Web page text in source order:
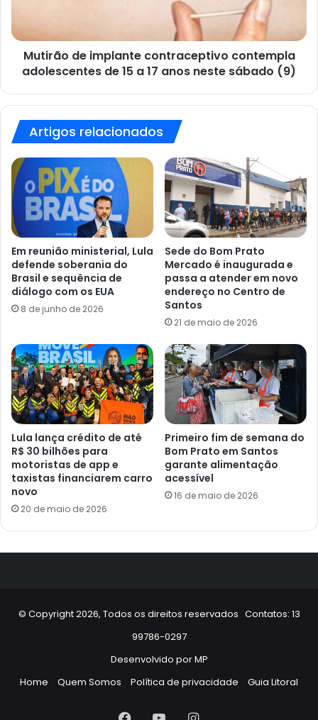
a
anos
sábado
Mutirão de implante contraceptivo contempla
adolescentes de 15 a 17 anos neste sábado (9)
Artigos relacionados
Em reunião ministerial, Lula
defende soberania do
Brasil e sequência de
diálogo com os EUA
8 de junho de 2026
Sede do Bom Prato
Mercado é inaugurada e
passa a atender em novo
endereço no Centro de
Santos
21 de maio de 2026
Lula lança crédito de até
R$ 30 bilhões para
motoristas de app e
taxistas financiarem carro
novo
20 de maio de 2026
Primeiro fim de semana do
Bom Prato em Santos
garante alimentação
acessível
16 de maio de 2026
© Copyright 2026, Todos os direitos reservados Contatos: 13
99786-0297
Desenvolvido porMP
Home
Quem Somos Política de privacidade Guia Litoral